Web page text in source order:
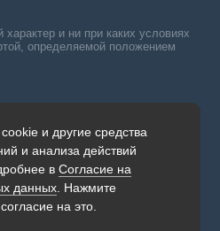
и другие средства
и анализа действий
в Согласие на
данных . Нажмите
на это.
и ни при каких условиях
определяемой положением